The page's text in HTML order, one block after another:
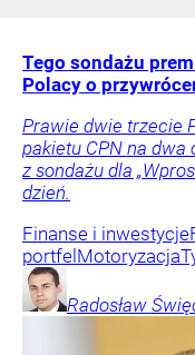
Tego sondażu
Polacy o
Prawie dwie trzecie
pakietu CPN na
z sondażu dla
dzień.
Finanse i inwestycje
portfel Motoryzacja
Radosław